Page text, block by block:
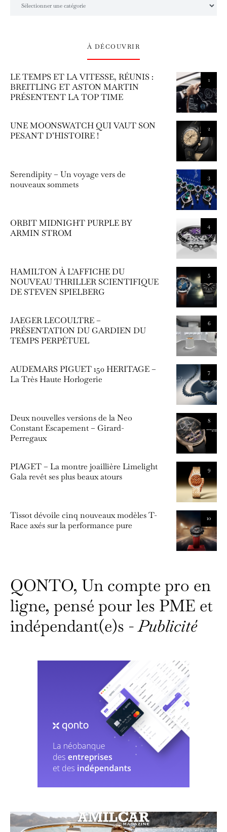
À DÉCOUVRIR
1
LE TEMPS ET LA VITESSE, RÉUNIS :
BREITLING ET ASTON MARTIN
PRÉSENTENT LA TOP TIME
2
UNE MOONSWATCH QUI VAUT SON
PESANT D’HISTOIRE !
3
Serendipity – Un voyage vers de
nouveaux sommets
4
ORBIT MIDNIGHT PURPLE BY
ARMIN STROM
5
HAMILTON À L’AFFICHE DU
NOUVEAU THRILLER SCIENTIFIQUE
DE STEVEN SPIELBERG
6
JAEGER LECOULTRE –
PRÉSENTATION DU GARDIEN DU
TEMPS PERPÉTUEL
7
AUDEMARS PIGUET 150 HERITAGE –
La Très Haute Horlogerie
8
Deux nouvelles versions de la Neo
Constant Escapement – Girard-
Perregaux
9
PIAGET – La montre joaillière Limelight
Gala revêt ses plus beaux atours
10
Tissot dévoile cinq nouveaux modèles T-
Race axés sur la performance pure
QONTO, Un compte pro en
ligne, pensé pour les PME et
indépendant(e)s -Publicité